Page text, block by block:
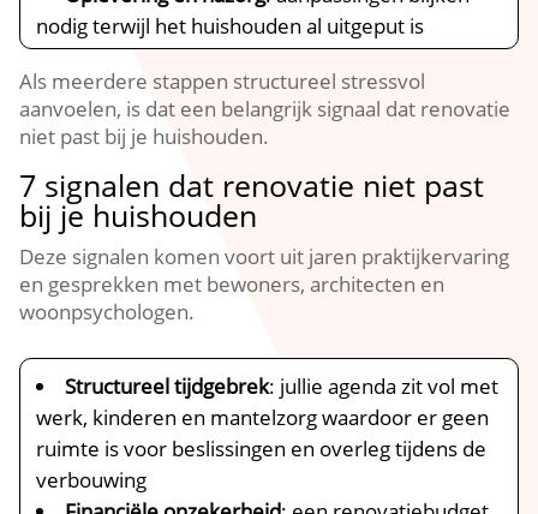
nodig terwijl het huishouden al uitgeput is
Als meerdere stappen structureel stressvol
aanvoelen, is dat een belangrijk signaal dat renovatie
niet past bij je huishouden.​
7 signalen dat renovatie niet past
bij je huishouden
Deze signalen komen voort uit jaren praktijkervaring
en gesprekken met bewoners, architecten en
woonpsychologen.​
Structureel tijdgebrek: jullie agenda zit vol met
werk, kinderen en mantelzorg waardoor er geen
ruimte is voor beslissingen en overleg tijdens de
verbouwing